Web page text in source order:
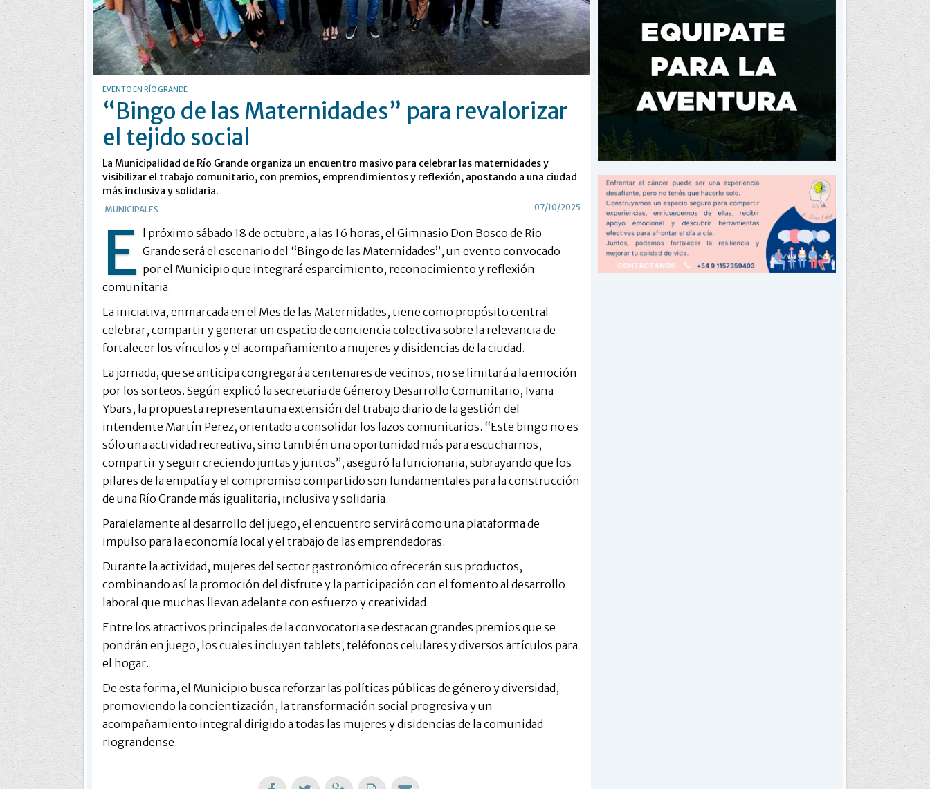
EVENTO EN RÍO GRANDE
“Bingo de las Maternidades” para revalorizar
el tejido social
La Municipalidad de Río Grande organiza un encuentro masivo para celebrar las maternidades y
visibilizar el trabajo comunitario, con premios, emprendimientos y reflexión, apostando a una ciudad
más inclusiva y solidaria.
MUNICIPALES 07/10/2025
E
l próximo sábado 18 de octubre, a las 16 horas, el Gimnasio Don Bosco de Río
Grande será el escenario del “Bingo de las Maternidades”, un evento convocado
por el Municipio que integrará esparcimiento, reconocimiento y reflexión
comunitaria.
La iniciativa, enmarcada en el Mes de las Maternidades, tiene como propósito central
celebrar, compartir y generar un espacio de conciencia colectiva sobre la relevancia de
fortalecer los vínculos y el acompañamiento a mujeres y disidencias de la ciudad.
La jornada, que se anticipa congregará a centenares de vecinos, no se limitará a la emoción
por los sorteos. Según explicó la secretaria de Género y Desarrollo Comunitario, Ivana
Ybars, la propuesta representa una extensión del trabajo diario de la gestión del
intendente Martín Perez, orientado a consolidar los lazos comunitarios. “Este bingo no es
sólo una actividad recreativa, sino también una oportunidad más para escucharnos,
compartir y seguir creciendo juntas y juntos”, aseguró la funcionaria, subrayando que los
pilares de la empatía y el compromiso compartido son fundamentales para la construcción
de una Río Grande más igualitaria, inclusiva y solidaria.
Paralelamente al desarrollo del juego, el encuentro servirá como una plataforma de
impulso para la economía local y el trabajo de las emprendedoras.
Durante la actividad, mujeres del sector gastronómico ofrecerán sus productos,
combinando así la promoción del disfrute y la participación con el fomento al desarrollo
laboral que muchas llevan adelante con esfuerzo y creatividad.
Entre los atractivos principales de la convocatoria se destacan grandes premios que se
pondrán en juego, los cuales incluyen tablets, teléfonos celulares y diversos artículos para
el hogar.
De esta forma, el Municipio busca reforzar las políticas públicas de género y diversidad,
promoviendo la concientización, la transformación social progresiva y un
acompañamiento integral dirigido a todas las mujeres y disidencias de la comunidad
riograndense.